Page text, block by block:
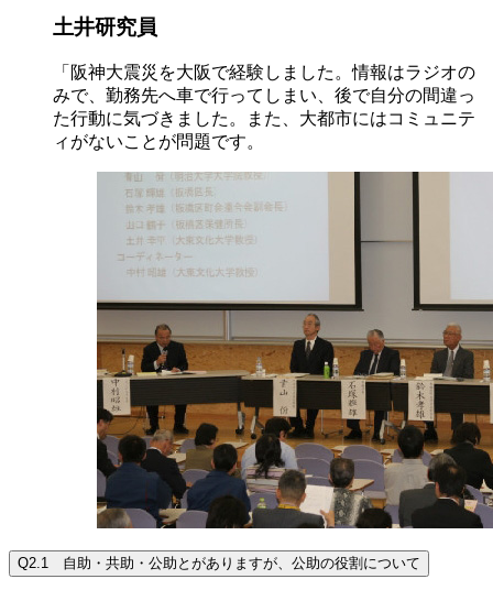
土井研究員
「阪神大震災を大阪で経験しました。情報はラジオの
みで、勤務先へ車で行ってしまい、後で自分の間違っ
た行動に気づきました。また、大都市にはコミュニテ
ィがないことが問題です。
Q2.1 自助・共助・公助とがありますが、公助の役割について